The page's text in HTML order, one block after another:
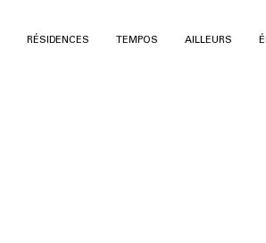
RÉSIDENCES TEMPOS AILLEURS